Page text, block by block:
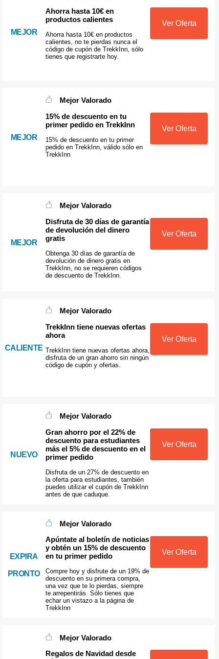
MEJOR
Ahorra hasta 10€ en
productos calientes
Ahorra hasta 10€ en productos
calientes, no te pierdas nunca el
código de cupón de TrekkInn, sólo
tienes que registrarte hoy.
Ver Oferta
MEJOR
Mejor Valorado
15% de descuento en tu
primer pedido en TrekkInn
15% de descuento en tu primer
pedido en TrekkInn, válido sólo en
TrekkInn
Ver Oferta
MEJOR
Mejor Valorado
Disfruta de 30 días de garantía
de devolución del dinero
gratis
Obtenga 30 días de garantía de
devolución de dinero gratis en
TrekkInn, no se requieren códigos
de descuento de TrekkInn.
Ver Oferta
CALIENTE
Mejor Valorado
TrekkInn tiene nuevas ofertas
ahora
TrekkInn tiene nuevas ofertas ahora,
disfruta de un gran ahorro sin ningún
código de cupón y ofertas.
Ver Oferta
NUEVO
Mejor Valorado
Gran ahorro por el 22% de
descuento para estudiantes
más el 5% de descuento en el
primer pedido
Disfruta de un 27% de descuento en
la oferta para estudiantes, también
puedes utilizar el cupón de TrekkInn
antes de que caduque.
Ver Oferta
EXPIRA
PRONTO
Mejor Valorado
Apúntate al boletín de noticias
y obtén un 15% de descuento
en tu primer pedido
Compre hoy y disfrute de un 19% de
descuento en su primera compra,
una vez que te lo pierdas, siempre
te arrepentirás. Sólo tienes que
echar un vistazo a la página de
TrekkInn
Ver Oferta
Mejor Valorado
Regalos de Navidad desde